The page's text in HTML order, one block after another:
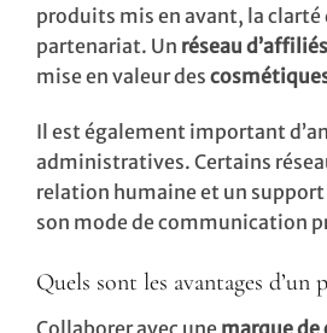
produits mis en avant, la
partenariat. Un réseau d’affiliés
mise en valeur des
Il est également important
administratives. Certains
relation humaine et un support
son mode de communication
Quels sont les avantages
Collaborer avec une marque